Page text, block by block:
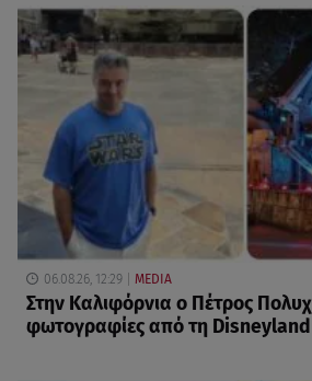
06.08.26, 12:29 MEDIA
Στην Καλιφόρνια ο Πέτρος
φωτογραφίες από τη Disneyland